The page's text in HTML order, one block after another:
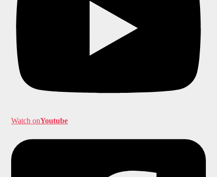
Watch onYoutube